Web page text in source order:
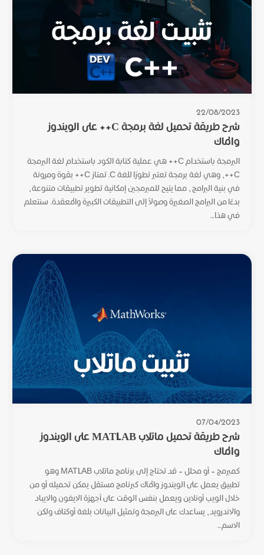
22/08/2023
شرح طريقة تحميل لغة برمجة C++ على الويندوز
والماك
البرمجة باستخدام C++ هي عملية كتابة الكود باستخدام لغة البرمجة
C++، وهي لغة برمجة تعتبر تطورًا للغة C. تمتاز C++ بقوة ومرونة
في بنية البرامج، مما يتيح للمبرمجين إمكانية تطوير تطبيقات متنوعة،
بدءًا من البرامج الصغيرة وصولاً إلى التطبيقات الكبيرة والمعقدة. سنتعلم
في هذا...
07/04/2023
شرح طريقة تحميل ماتلاب MATLAB على الويندوز
والماك
كمبرمج – أو محلل – قد تحتاج إلى برنامج ماتلاب MATLAB وهو
تطبيق يعمل على الويندوز والماك كبرنامج مستقل يمكن تحميله أو من
خلال الويب أونلاين ويعمل بنفس الوقت على أجهزة الايفون والايباد
والاندرويد، يساعدك على البرمجة وتمثيل البيانات بلغة أوكتاف ولكن
الاسم...